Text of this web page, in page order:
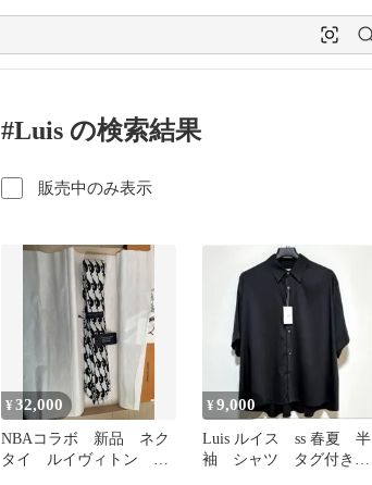
#Luis の検索結果
販売中のみ表示
¥32,000
NBAコラボ 新品 ネク
タイ ルイヴィトン
¥9,000
Luis ルイス ss 春夏 半
袖 シャツ タグ付き